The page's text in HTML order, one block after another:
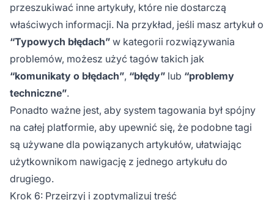
przeszukiwać inne artykuły, które nie dostarczą
właściwych informacji. Na przykład, jeśli masz artykuł o
“Typowych błędach” w kategorii rozwiązywania
problemów, możesz użyć tagów takich jak
“komunikaty o błędach”, “błędy” lub “problemy
techniczne”.
Ponadto ważne jest, aby system tagowania był spójny
na całej platformie, aby upewnić się, że podobne tagi
są używane dla powiązanych artykułów, ułatwiając
użytkownikom nawigację z jednego artykułu do
drugiego.
Krok 6: Przejrzyj i zoptymalizuj treść